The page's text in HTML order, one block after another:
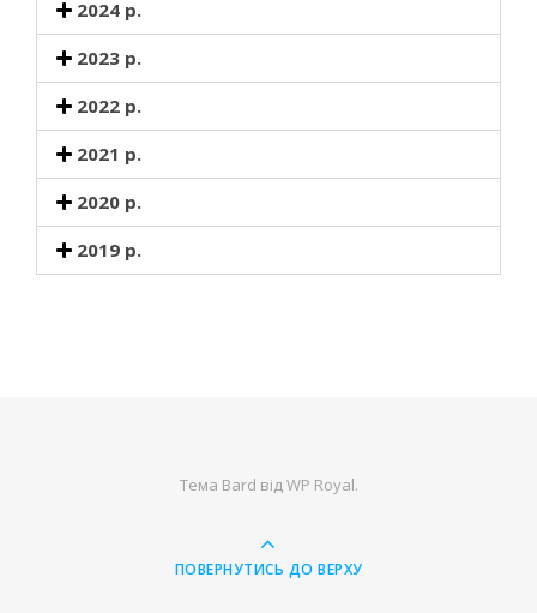
2024 р.
2023 р.
2022 р.
2021 р.
2020 р.
2019 р.
Тема Bard відWP Royal.
ПОВЕРНУТИСЬ ДО ВЕРХУ